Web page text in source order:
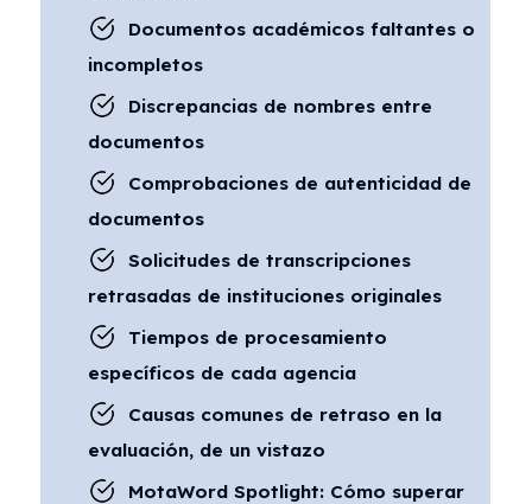
Documentos académicos faltantes o
incompletos
Discrepancias de nombres entre
documentos
Comprobaciones de autenticidad de
documentos
Solicitudes de transcripciones
retrasadas de instituciones originales
Tiempos de procesamiento
específicos de cada agencia
Causas comunes de retraso en la
evaluación, de un vistazo
MotaWord Spotlight: Cómo superar